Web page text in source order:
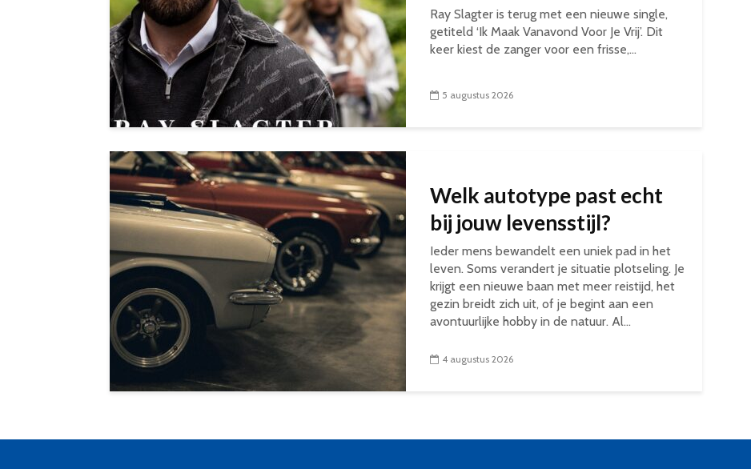
Ray Slagter is terug met een nieuwe single,
getiteld ‘Ik Maak Vanavond Voor Je Vrij’. Dit
keer kiest de zanger voor een frisse,...
5 augustus 2026
Welk autotype past echt
bij jouw levensstijl?
Ieder mens bewandelt een uniek pad in het
leven. Soms verandert je situatie plotseling. Je
krijgt een nieuwe baan met meer reistijd, het
gezin breidt zich uit, of je begint aan een
avontuurlijke hobby in de natuur. Al...
4 augustus 2026